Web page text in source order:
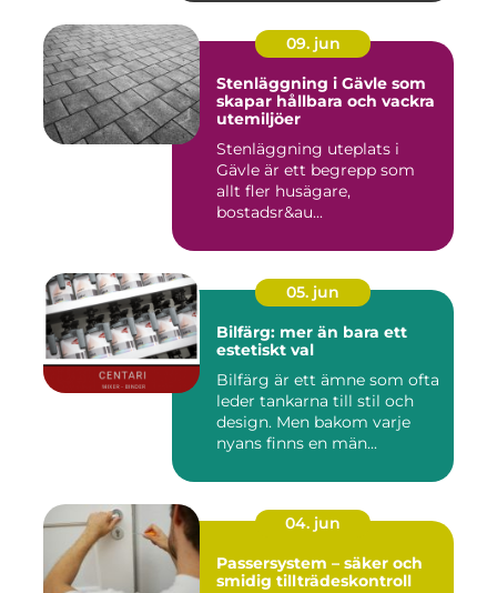
09. jun
Stenläggning i Gävle som
skapar hållbara och vackra
utemiljöer
Stenläggning uteplats i
Gävle är ett begrepp som
allt fler husägare,
bostadsr&au...
05. jun
Bilfärg: mer än bara ett
estetiskt val
Bilfärg är ett ämne som ofta
leder tankarna till stil och
design. Men bakom varje
nyans finns en män...
04. jun
Passersystem – säker och
smidig tillträdeskontroll